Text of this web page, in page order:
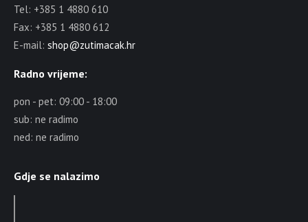
Tel: +385 1 4880 610
Fax: +385 1 4880 612
E-mail: shop@zutimacak.hr
Radno vrijeme:
pon - pet: 09:00 - 18:00
sub: ne radimo
ned: ne radimo
Gdje se nalazimo